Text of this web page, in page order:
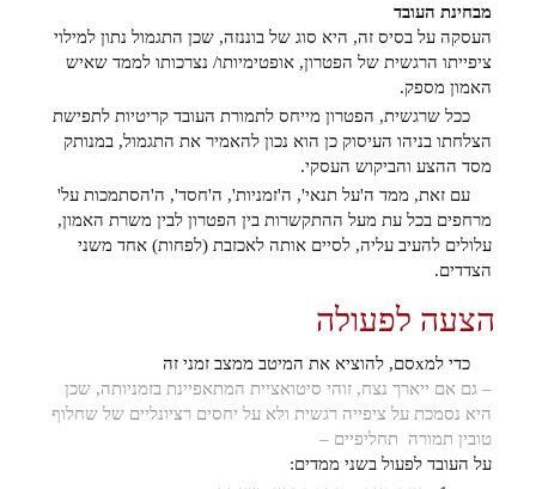
מבחינת העובד
העסקה על בסיס זה, היא סוג של בוננזה, שכן התגמול נתון למילוי
ציפייתו הרגשית של הפטרון, אופטימיותו/ נצרכותו לממד שאיש
האמון מספק.
ככל שרגשית, הפטרון מייחס לתמורת העובד קריטיות לתפישת
הצלחתו בניהו העיסוק כן הוא נכון להאמיר את התגמול, במנותק
מסד ההצע והביקוש העסקי.
עם זאת, ממד ה'על תנאי', ה'זמניות', ה'חסד', ה'הסתמכות על'
מרחפים בכל עת מעל ההתקשרות בין הפטרון לבין משרת האמון,
עלולים להעיב עליה, לסיים אותה לאכזבת (לפחות) אחד משני
הצדדים.
הצעה לפעולה
כדי למxסם, להוציא את המיטב ממצב זמני זה
– גם אם ייארך נצח, זוהי סיטואציית המתאפיינת בזמניותה, שכן
היא נסמכת על ציפייה רגשית ולא על יחסים רציונליים של שחלוף
טובין תמורה תחליפיים –
על העובד לפעול בשני ממדים: